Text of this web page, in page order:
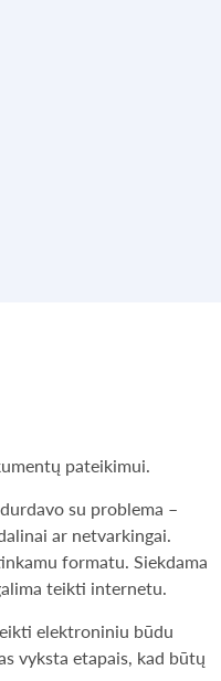
pateikimui.
su problema –
ar netvarkingai.
formatu. Siekdama
teikti internetu.
elektroniniu būdu
vyksta etapais, kad būtų